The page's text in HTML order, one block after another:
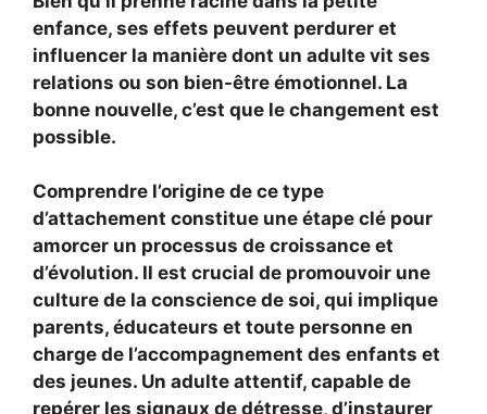
enfance, ses effets peuvent perdurer et
influencer la manière dont un adulte vit ses
relations ou son bien-être émotionnel. La
bonne nouvelle, c’est que le changement est
possible.
Comprendre l’origine de ce type
d’attachement constitue une étape clé pour
amorcer un processus de croissance et
d’évolution. Il est crucial de promouvoir une
culture de la conscience de soi, qui implique
parents, éducateurs et toute personne en
charge de l’accompagnement des enfants et
des jeunes. Un adulte attentif, capable de
repérer les signaux de détresse, d’instaurer